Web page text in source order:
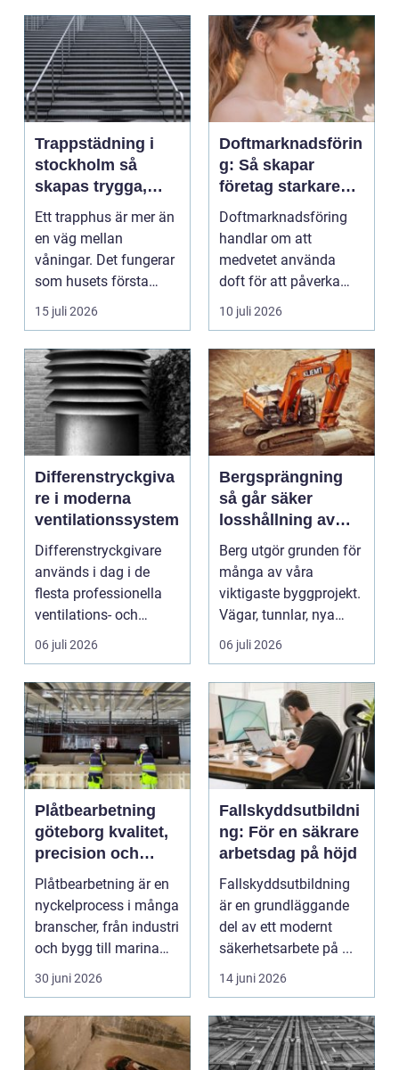
Trappstädning i
stockholm så
skapas trygga,
rena och hållbara
trapphus
Ett trapphus är mer än
en väg mellan
våningar. Det fungerar
som husets första
intryck, mötesplats
oc...
15 juli 2026
Doftmarknadsförin
g: Så skapar
företag starkare
kundupplevelser
Doftmarknadsföring
handlar om att
medvetet använda
doft för att påverka
kä...
10 juli 2026
Differenstryckgiva
re i moderna
ventilationssystem
Differenstryckgivare
används i dag i de
flesta professionella
ventilations- och
klimatanlä...
06 juli 2026
Bergsprängning
så går säker
losshållning av
berg till i praktiken
Berg utgör grunden för
många av våra
viktigaste byggprojekt.
Vägar, tunnlar, nya
bostadsområden och
06 juli 2026
Plåtbearbetning
göteborg kvalitet,
precision och
smarta lösningar
Plåtbearbetning är en
nyckelprocess i många
branscher, från industri
och bygg till marina
miljöer oc...
30 juni 2026
Fallskyddsutbildni
ng: För en säkrare
arbetsdag på höjd
Fallskyddsutbildning
är en grundläggande
del av ett modernt
säkerhetsarbete på ...
14 juni 2026